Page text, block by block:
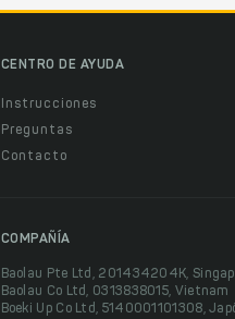
CENTRO DE AYUDA
Instrucciones
Preguntas
Contacto
COMPAÑÍA
Baolau Pte Ltd, 201434204K,
Baolau Co Ltd, 0313838015, Vietnam
Boeki Up Co Ltd, 5140001101308,